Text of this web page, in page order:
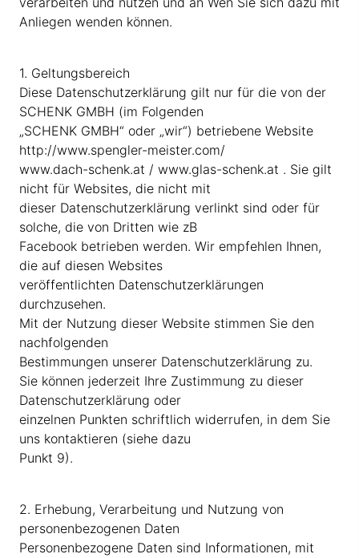
Anliegen wenden können.
1. Geltungsbereich
Diese Datenschutzerklärung gilt nur für die von der
SCHENK GMBH (im Folgenden
„SCHENK GMBH“ oder „wir“) betriebene Website
http://www.spengler-meister.com/
www.dach-schenk.at / www.glas-schenk.at . Sie gilt
nicht für Websites, die nicht mit
dieser Datenschutzerklärung verlinkt sind oder für
solche, die von Dritten wie zB
Facebook betrieben werden. Wir empfehlen Ihnen,
die auf diesen Websites
veröffentlichten Datenschutzerklärungen
durchzusehen.
Mit der Nutzung dieser Website stimmen Sie den
nachfolgenden
Bestimmungen unserer Datenschutzerklärung zu.
Sie können jederzeit Ihre Zustimmung zu dieser
Datenschutzerklärung oder
einzelnen Punkten schriftlich widerrufen, in dem Sie
uns kontaktieren (siehe dazu
Punkt 9).
2. Erhebung, Verarbeitung und Nutzung von
personenbezogenen Daten
Personenbezogene Daten sind Informationen, mit